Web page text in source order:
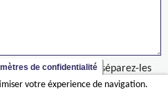
lignes séparées ou séparez-les
de confidentialité
votre éxperience de navigation.